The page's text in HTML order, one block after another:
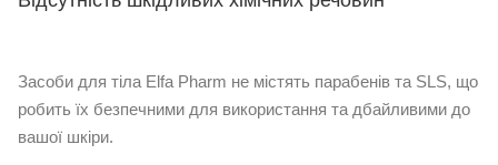
Засоби для тіла Elfa Pharm не містять парабенів та SLS, що
робить їх безпечними для використання та дбайливими до
вашої шкіри.